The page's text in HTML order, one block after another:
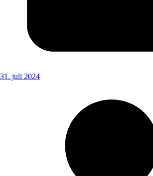
31. juli 2024